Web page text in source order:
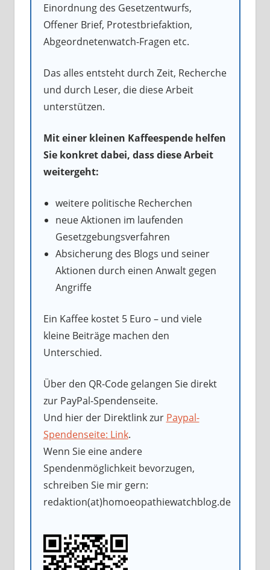
Einordnung des Gesetzentwurfs,
Offener Brief, Protestbriefaktion,
Abgeordnetenwatch-Fragen etc.
Das alles entsteht durch Zeit, Recherche
und durch Leser, die diese Arbeit
unterstützen.
Mit einer kleinen Kaffeespende helfen
Sie konkret dabei, dass diese Arbeit
weitergeht:
weitere politische Recherchen
neue Aktionen im laufenden
Gesetzgebungsverfahren
Absicherung des Blogs und seiner
Aktionen durch einen Anwalt gegen
Angriffe
Ein Kaffee kostet 5 Euro – und viele
kleine Beiträge machen den
Unterschied.
Über den QR-Code gelangen Sie direkt
zur PayPal-Spendenseite.
Und hier der Direktlink zur Paypal-
Spendenseite: Link.
Wenn Sie eine andere
Spendenmöglichkeit bevorzugen,
schreiben Sie mir gern:
redaktion(at)homoeopathiewatchblog.de